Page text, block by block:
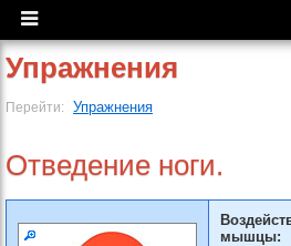
Упражнения
Перейти: Упражнения
Отведение ноги.
мышцы: